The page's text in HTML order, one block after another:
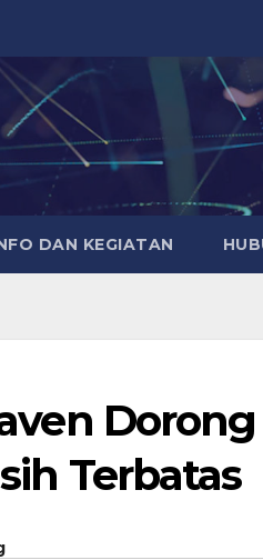
DAN KEGIATAN
Dorong
Terbatas